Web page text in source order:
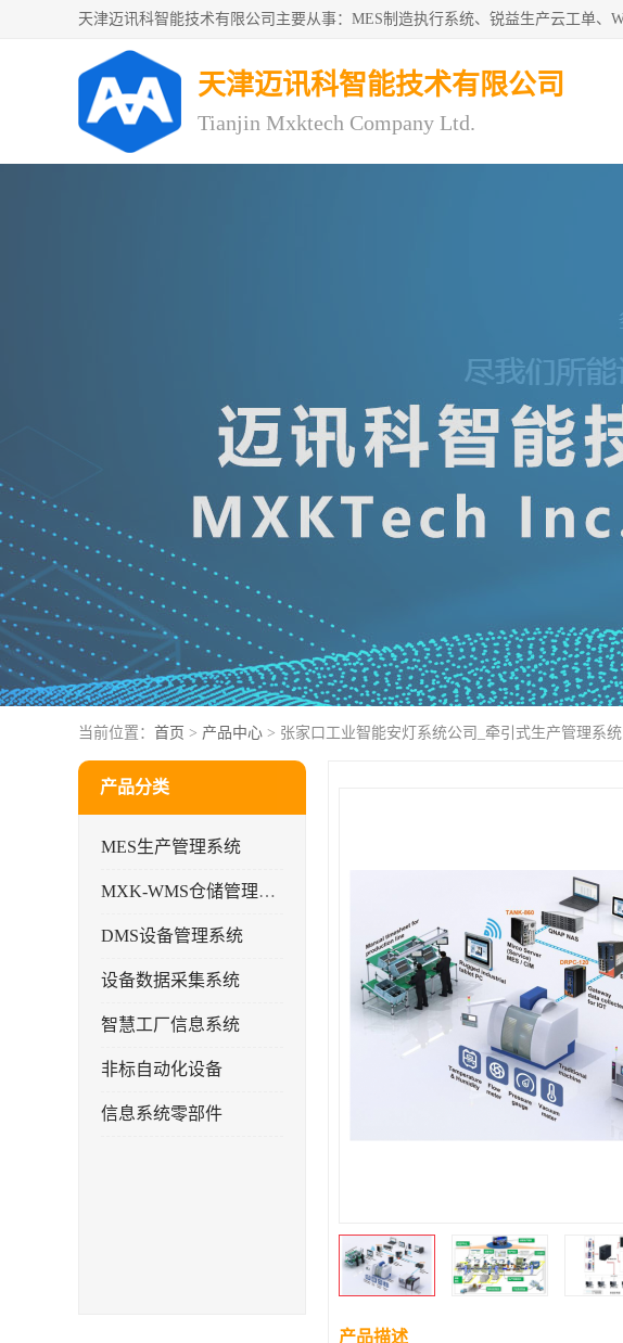
天津迈讯科智能技术有限公司
Tianjin Mxktech Company Ltd.
当前位置： 首页 > 产品中心 > 张家口工业智能安灯系统公司_牵引式生产管理系统
产品分类
MES生产管理系统
MXK-WMS仓储管理系统
DMS设备管理系统
设备数据采集系统
智慧工厂信息系统
非标自动化设备
信息系统零部件
产品描述